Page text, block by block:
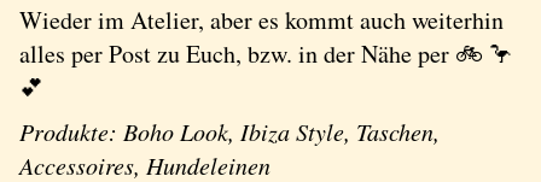
Wieder im Atelier, aber es kommt auch weiterhin
alles per Post zu Euch, bzw. in der Nähe per 🚲 🦩
💕
Produkte: Boho Look, Ibiza Style, Taschen,
Accessoires, Hundeleinen